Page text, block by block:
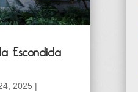
Escondida
2025 |